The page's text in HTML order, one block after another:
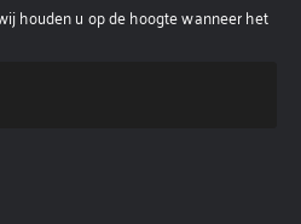
houden u op de hoogte wanneer het